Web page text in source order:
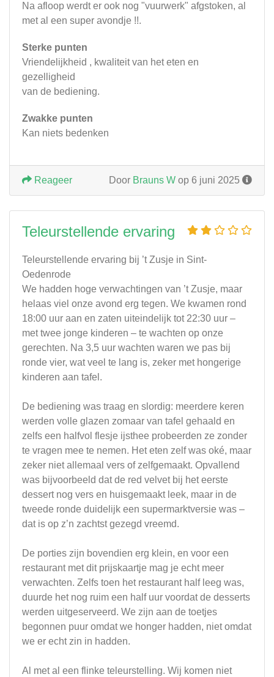
Na afloop werdt er ook nog "vuurwerk" afgstoken, al
met al een super avondje !!.
Sterke punten
Vriendelijkheid , kwaliteit van het eten en
gezelligheid
van de bediening.
Zwakke punten
Kan niets bedenken
Door Brauns W op 6 juni 2025
Reageer
Teleurstellende ervaring
Teleurstellende ervaring bij ’t Zusje in Sint-
Oedenrode
We hadden hoge verwachtingen van ’t Zusje, maar
helaas viel onze avond erg tegen. We kwamen rond
18:00 uur aan en zaten uiteindelijk tot 22:30 uur –
met twee jonge kinderen – te wachten op onze
gerechten. Na 3,5 uur wachten waren we pas bij
ronde vier, wat veel te lang is, zeker met hongerige
kinderen aan tafel.
De bediening was traag en slordig: meerdere keren
werden volle glazen zomaar van tafel gehaald en
zelfs een halfvol flesje ijsthee probeerden ze zonder
te vragen mee te nemen. Het eten zelf was oké, maar
zeker niet allemaal vers of zelfgemaakt. Opvallend
was bijvoorbeeld dat de red velvet bij het eerste
dessert nog vers en huisgemaakt leek, maar in de
tweede ronde duidelijk een supermarktversie was –
dat is op z’n zachtst gezegd vreemd.
De porties zijn bovendien erg klein, en voor een
restaurant met dit prijskaartje mag je echt meer
verwachten. Zelfs toen het restaurant half leeg was,
duurde het nog ruim een half uur voordat de desserts
werden uitgeserveerd. We zijn aan de toetjes
begonnen puur omdat we honger hadden, niet omdat
we er echt zin in hadden.
Al met al een flinke teleurstelling. Wij komen niet